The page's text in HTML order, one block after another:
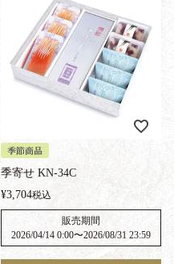
季節商品
季寄せ KN-34C
¥3,704税込
販売期間
2026/04/14 0:00〜2026/08/31 23:59